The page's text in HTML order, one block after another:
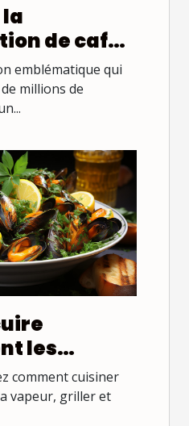
de café
générale
emblématique qui
millions de
les
comment cuisiner
vapeur, griller et